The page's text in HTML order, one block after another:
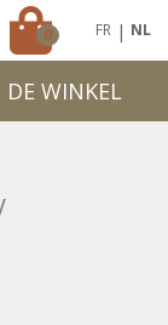
0 FR | NL
DE WINKEL